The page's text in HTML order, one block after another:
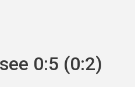
0:5 (0:2)